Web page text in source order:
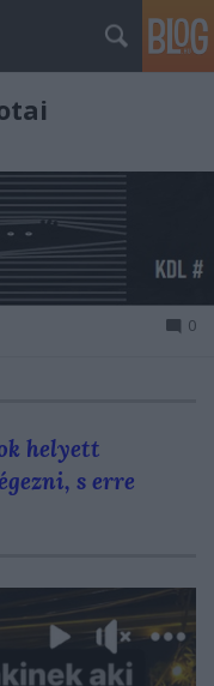
0
helyett
s erre